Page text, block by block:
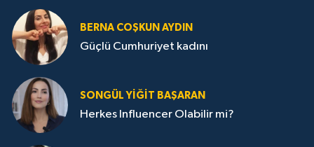
BERNA COŞKUN AYDIN
Güçlü Cumhuriyet kadını
SONGÜL YIĞIT BAŞARAN
Herkes Influencer Olabilir mi?